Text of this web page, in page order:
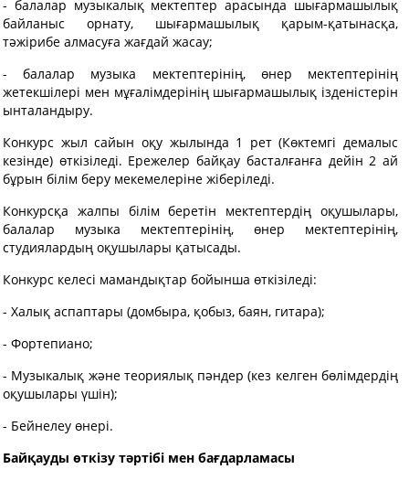
- балалар музыкалық мектептер арасында шығармашылық
байланыс орнату, шығармашылық қарым-қатынасқа,
тәжірибе алмасуға жағдай жасау;
- балалар музыка мектептерінің, өнер мектептерінің
жетекшілері мен мұғалімдерінің шығармашылық ізденістерін
ынталандыру.
Конкурс жыл сайын оқу жылында 1 рет (Көктемгі демалыс
кезінде) өткізіледі. Ережелер байқау басталғанға дейін 2 ай
бұрын білім беру мекемелеріне жіберіледі.
Конкурсқа жалпы білім беретін мектептердің оқушылары,
балалар музыка мектептерінің, өнер мектептерінің,
студиялардың оқушылары қатысады.
Конкурс келесі мамандықтар бойынша өткізіледі:
- Халық аспаптары (домбыра, қобыз, баян, гитара);
- Фортепиано;
- Музыкалық және теориялық пәндер (кез келген бөлімдердің
оқушылары үшін);
- Бейнелеу өнері.
Байқауды өткізу тәртібі мен бағдарламасы